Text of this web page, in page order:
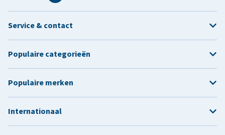
Service & contact
Populaire categorieën
Populaire merken
Internationaal